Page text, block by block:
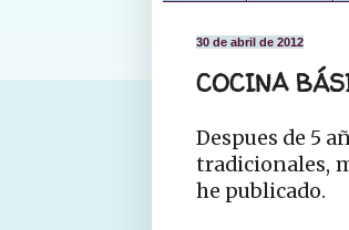
30 de abril de 2012
COCINA
Despues de 5
tradicionales,
he publicado.